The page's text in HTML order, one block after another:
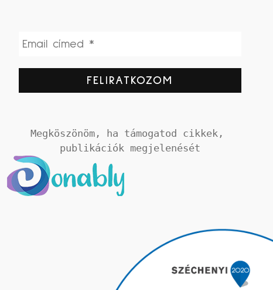
Megköszönöm, ha támogatod cikkek,
publikációk megjelenését